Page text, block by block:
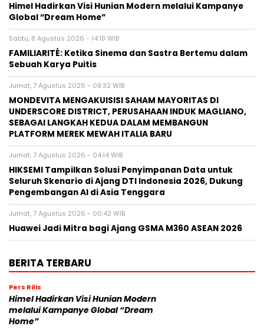
Himel Hadirkan Visi Hunian Modern melalui Kampanye
Global “Dream Home”
Sabtu, 8 Agustus 2026 - 14:19 WIB
FAMILIARITÉ: Ketika Sinema dan Sastra Bertemu dalam
Sebuah Karya Puitis
Jumat, 7 Agustus 2026 - 09:32 WIB
MONDEVITA MENGAKUISISI SAHAM MAYORITAS DI
UNDERSCORE DISTRICT, PERUSAHAAN INDUK MAGLIANO,
SEBAGAI LANGKAH KEDUA DALAM MEMBANGUN
PLATFORM MEREK MEWAH ITALIA BARU
Jumat, 7 Agustus 2026 - 04:14 WIB
HIKSEMI Tampilkan Solusi Penyimpanan Data untuk
Seluruh Skenario di Ajang DTI Indonesia 2026, Dukung
Pengembangan AI di Asia Tenggara
Jumat, 7 Agustus 2026 - 00:42 WIB
Huawei Jadi Mitra bagi Ajang GSMA M360 ASEAN 2026
BERITA TERBARU
Pers Rilis
Himel Hadirkan Visi Hunian Modern
melalui Kampanye Global “Dream
Home”